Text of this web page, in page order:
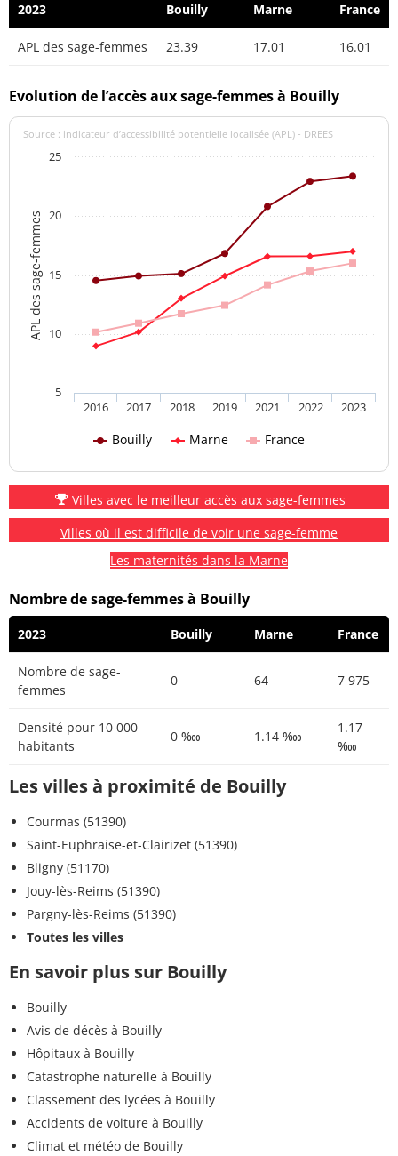
2023 Bouilly Marne France
APL des sage-femmes 23.39 17.01 16.01
Evolution de l’accès aux sage-femmes à Bouilly
APL des sage-femmes
Source : indicateur d’accessibilité potentielle localisée (APL) - DREES
Bouilly Marne France
2016 2017 2018 2019 2021 2022 2023
5
10
15
20
25
Villes avec le meilleur accès aux sage-femmes
Villes où il est difficile de voir une sage-femme
Les maternités dans la Marne
Nombre de sage-femmes à Bouilly
2023 Bouilly Marne France
Nombre de sage-
femmes
0 64 7 975
Densité pour 10 000
habitants
0 ‱ 1.14 ‱
1.17
‱
Les villes à proximité de Bouilly
Courmas (51390)
Saint-Euphraise-et-Clairizet (51390)
Bligny (51170)
Jouy-lès-Reims (51390)
Pargny-lès-Reims (51390)
Toutes les villes
En savoir plus sur Bouilly
Bouilly
Avis de décès à Bouilly
Hôpitaux à Bouilly
Catastrophe naturelle à Bouilly
Classement des lycées à Bouilly
Accidents de voiture à Bouilly
Climat et météo de Bouilly